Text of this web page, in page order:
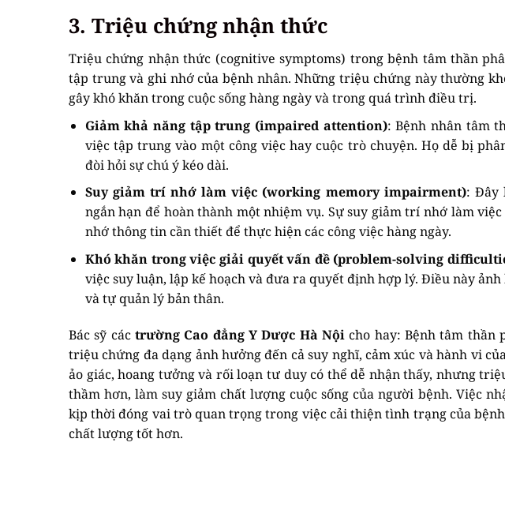
3. Triệu chứng nhận thức
Triệu chứng nhận thức (cognitive symptoms) trong bệnh tâm thần
tập trung và ghi nhớ của bệnh nhân. Những triệu chứng này thường
gây khó khăn trong cuộc sống hàng ngày và trong quá trình điều trị.
Giảm khả năng tập trung (impaired attention): Bệnh nhân tâm
việc tập trung vào một công việc hay cuộc trò chuyện. Họ dễ bị
đòi hỏi sự chú ý kéo dài.
Suy giảm trí nhớ làm việc (working memory impairment): Đây
ngắn hạn để hoàn thành một nhiệm vụ. Sự suy giảm trí nhớ làm
nhớ thông tin cần thiết để thực hiện các công việc hàng ngày.
Khó khăn trong việc giải quyết vấn đề (problem-solving
việc suy luận, lập kế hoạch và đưa ra quyết định hợp lý. Điều này
và tự quản lý bản thân.
Bác sỹ các trường Cao đẳng Y Dược Hà Nội cho hay: Bệnh tâm thần
triệu chứng đa dạng ảnh hưởng đến cả suy nghĩ, cảm xúc và hành vi
ảo giác, hoang tưởng và rối loạn tư duy có thể dễ nhận thấy, nhưng
thầm hơn, làm suy giảm chất lượng cuộc sống của người bệnh. Việc
kịp thời đóng vai trò quan trọng trong việc cải thiện tình trạng của
chất lượng tốt hơn.